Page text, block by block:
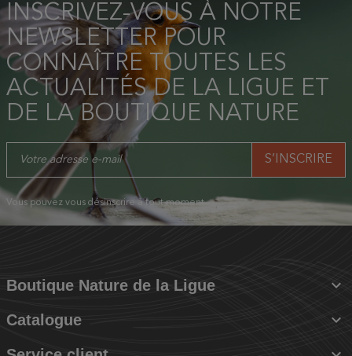
INSCRIVEZ-VOUS À NOTRE
NEWSLETTER POUR
CONNAÎTRE TOUTES LES
ACTUALITÉS DE LA LIGUE ET
DE LA BOUTIQUE NATURE
Vous pouvez vous désinscrire à tout moment.
Boutique Nature de la Ligue 
Catalogue 